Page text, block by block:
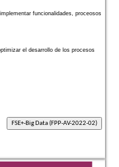
funcionalidades, proceosos
el desarrollo de los procesos